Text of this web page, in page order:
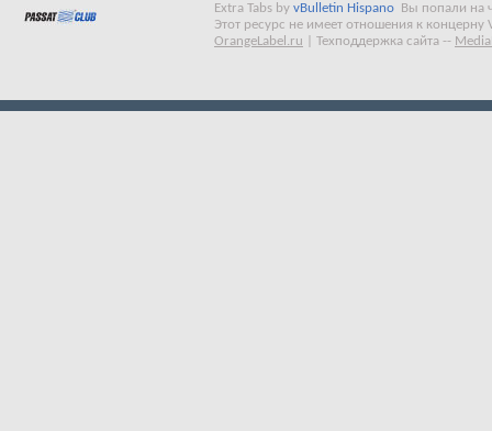
Extra Tabs by vBulletin Hispano
Вы попали на
Этот ресурс не имеет отношения к концерну
OrangeLabel.ru
Техподдержка сайта --